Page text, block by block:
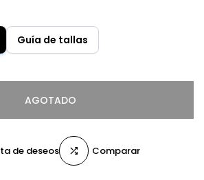
Guía de tallas
AGOTADO
de deseos Comparar